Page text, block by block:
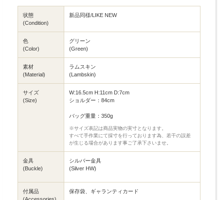
状態
(Condition)
新品同様/LIKE NEW
色
(Color)
グリーン
(Green)
素材
(Material)
ラムスキン
(Lambskin)
サイズ
(Size)
W:16.5cm H:11cm D:7cm
ショルダー：84cm
バッグ重量：350g
※サイズ表記は商品実物の実寸となります。
すべて手作業にて採寸を行っております為、若干の誤差
が生じる場合があります事ご了承下さいませ。
金具
(Buckle)
シルバー金具
(Silver HW)
付属品
(Accessories)
保存袋、ギャランティカード